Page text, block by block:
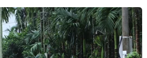
đảng Nền Cộng hòa Tiến bước vui mừng
bầu cử Hạ viện vòng 1 được công bố ngày